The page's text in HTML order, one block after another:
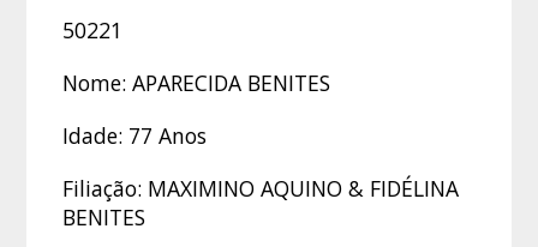
50221
Nome: APARECIDA BENITES
Idade: 77 Anos
Filiação: MAXIMINO AQUINO & FIDÉLINA
BENITES